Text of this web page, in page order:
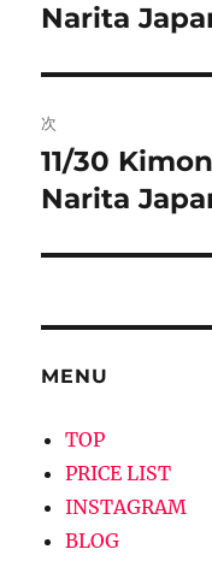
ナ
ビ
ゲ
ー
ン
の
稿:
Narita
次
次
の
稿:
11/30
Narita
MENU
TOP
PRICE LIST
INSTAGRAM
BLOG